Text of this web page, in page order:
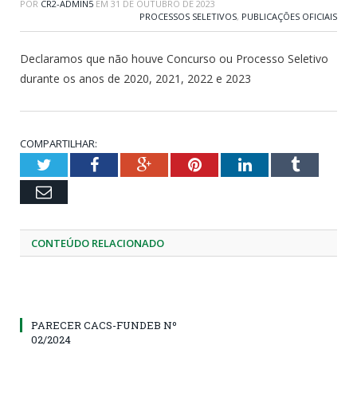
POR CR2-ADMIN5 EM 31 DE OUTUBRO DE 2023
PROCESSOS SELETIVOS, PUBLICAÇÕES OFICIAIS
Declaramos que não houve Concurso ou Processo Seletivo
durante os anos de 2020, 2021, 2022 e 2023
COMPARTILHAR:
TwitterFacebookGoogle+PinterestLinkedInTumblr
Email
CONTEÚDO RELACIONADO
PARECER CACS-FUNDEB Nº
02/2024